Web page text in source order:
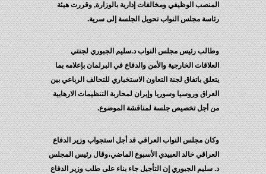
المنصب الوظيفي ومخالفات إدارية بالوزارة, وقررت هيئة
رئاسة مجلس النواب تحويل الجلسة إلى سرية.
وطالب رئيس مجلس النواب د.سليم الجبوري لجنتي
العلاقات الخارجية والأمن والدفاع في البرلمان بإعلامه بما
يتعلق باتفاق لجنة التعاون الاستخباري للتحالف الرباعي بين
العراق وروسيا وسوريا وإيران لمحاربة التنظيمات الارهابية
من أجل تخصيص جلسة لمناقشة الموضوع.
وكان مجلس النواب العراقي قد أجل استجواب وزير الدفاع
العراقي خالد العبيدي الأسبوع الماضي،وقال رئيس المجلس
د. سليم الجبوري إن التأجيل جاء بناء على طلب وزير الدفاع